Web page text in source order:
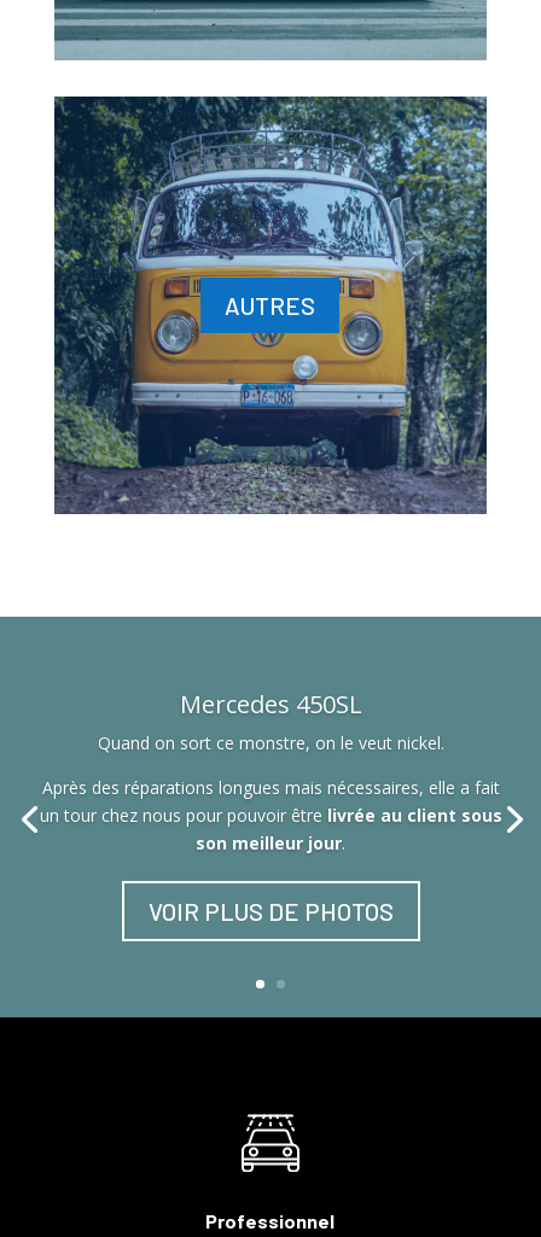
AUTRES
Mercedes 450SL
Quand on sort ce monstre, on le veut nickel.
Après des réparations longues mais nécessaires, elle a fait
un tour chez nous pour pouvoir être livrée au client sous
son meilleur jour.
VOIR PLUS DE PHOTOS
Professionnel